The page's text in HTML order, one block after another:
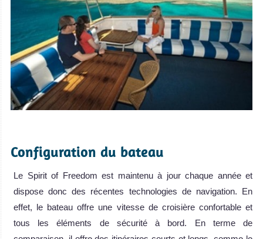
Configuration du bateau
Le Spirit of Freedom est maintenu à jour chaque année et
dispose donc des récentes technologies de navigation. En
effet, le bateau offre une vitesse de croisière confortable et
tous les éléments de sécurité à bord. En terme de